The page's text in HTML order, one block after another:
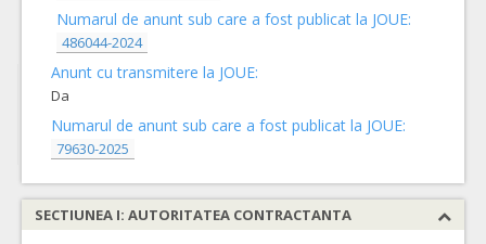
Numarul de anunt sub care a fost publicat la JOUE:
486044-2024
Anunt cu transmitere la JOUE:
Da
Numarul de anunt sub care a fost publicat la JOUE:
79630-2025
SECTIUNEA I: AUTORITATEA CONTRACTANTA